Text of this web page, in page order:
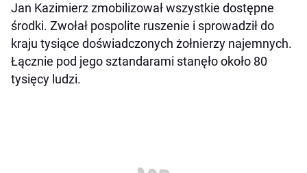
Jan Kazimierz zmobilizował wszystkie dostępne
środki. Zwołał pospolite ruszenie i sprowadził do
kraju tysiące doświadczonych żołnierzy najemnych.
Łącznie pod jego sztandarami stanęło około 80
tysięcy ludzi.